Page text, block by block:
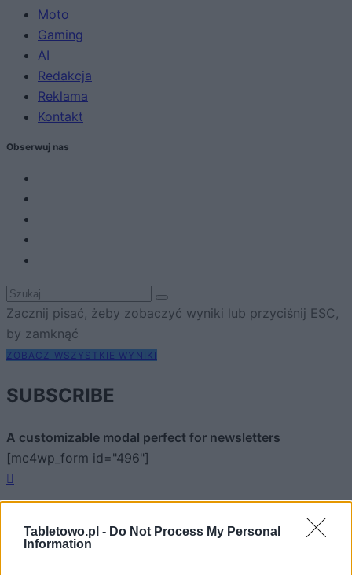
Tabletowo.pl - Do Not Process My Personal
Information
Moto
Gaming
AI
Redakcja
Reklama
Kontakt
Obserwuj nas
Zacznij pisać, żeby zobaczyć wyniki lub przyciśnij ESC,
by zamknąć
ZOBACZ WSZYSTKIE WYNIKI
SUBSCRIBE
A customizable modal perfect for newsletters
[mc4wp_form id="496"]